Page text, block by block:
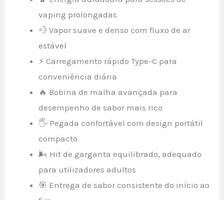
vaping prolongadas
💨 Vapor suave e denso com fluxo de ar
estável
⚡ Carregamento rápido Type-C para
conveniência diária
🔥 Bobina de malha avançada para
desempenho de sabor mais rico
🖐️ Pegada confortável com design portátil
compacto
🌬️ Hit de garganta equilibrado, adequado
para utilizadores adultos
🎯 Entrega de sabor consistente do início ao